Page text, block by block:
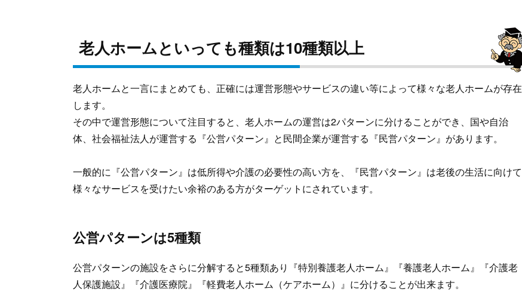
老人ホームといっても種類は10種類以上
老人ホームと一言にまとめても、正確には運営形態やサービスの違い等によって様々な老人ホームが存在
します。
その中で運営形態について注目すると、老人ホームの運営は2パターンに分けることができ、国や自治
体、社会福祉法人が運営する『公営パターン』と民間企業が運営する『民営パターン』があります。
一般的に『公営パターン』は低所得や介護の必要性の高い方を、『民営パターン』は老後の生活に向けて
様々なサービスを受けたい余裕のある方がターゲットにされています。
公営パターンは5種類
公営パターンの施設をさらに分解すると5種類あり『特別養護老人ホーム』『養護老人ホーム』『介護老
人保護施設』『介護医療院』『軽費老人ホーム（ケアホーム）』に分けることが出来ます。